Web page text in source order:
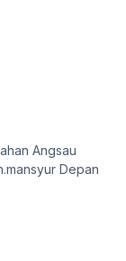
Angsau
Depan